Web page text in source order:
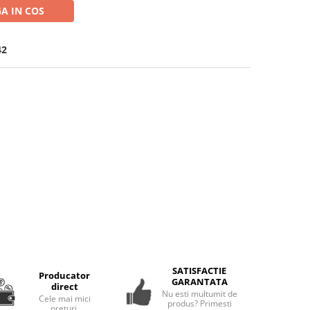
IN COS
Producator
direct
Cele mai mici
SATISFACTIE
GARANTATA
Nu esti multumit de
produs? Primesti